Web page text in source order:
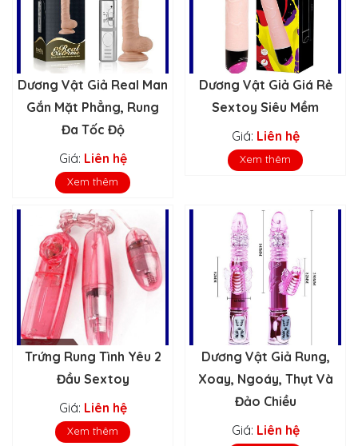
Dương Vật Giả Real Man
Gắn Mặt Phẳng, Rung
Đa Tốc Độ
Giá: Liên hệ
Xem thêm
Dương Vật Giả Giá Rẻ
Sextoy Siêu Mềm
Giá: Liên hệ
Xem thêm
Trứng Rung Tình Yêu 2
Đầu Sextoy
Giá: Liên hệ
Xem thêm
Dương Vật Giả Rung,
Xoay, Ngoáy, Thụt Và
Đảo Chiều
Giá: Liên hệ